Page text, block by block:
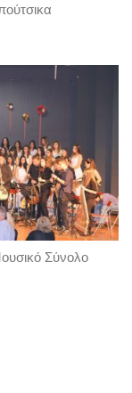
Σύνολο